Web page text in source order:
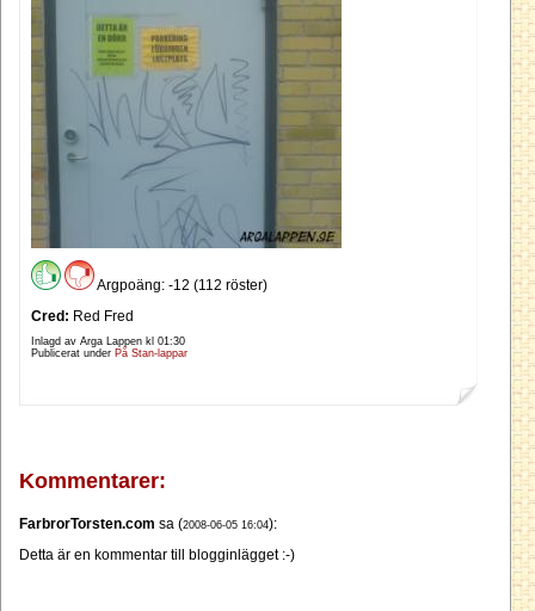
Argpoäng: -12 (112 röster)
Cred: Red Fred
Inlagd av Arga Lappen kl 01:30
Publicerat under På Stan-lappar
Kommentarer:
FarbrorTorsten.com sa (2008-06-05 16:04):
Detta är en kommentar till blogginlägget :-)